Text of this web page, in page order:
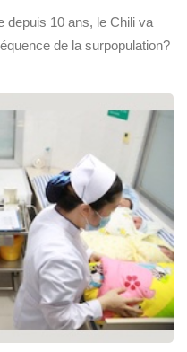
depuis 10 ans, le Chili va
de la surpopulation?